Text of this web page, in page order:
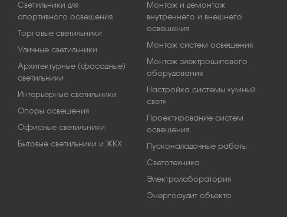
Светильники для
спортивного освещения
Торговые светильники
Уличные светильники
Архитектурные (фасадные)
светильники
Интерьерные светильники
Опоры освещения
Офисные светильники
Бытовые светильники и ЖКХ
Монтаж и демонтаж
внутреннего и внешнего
освещения
Монтаж систем освещения
Монтаж электрощитового
оборудования
Настройка системы «умный
свет»
Проектирование систем
освещения
Пусконаладочные работы
Светотехника
Электролаборатория
Энергоаудит объекта